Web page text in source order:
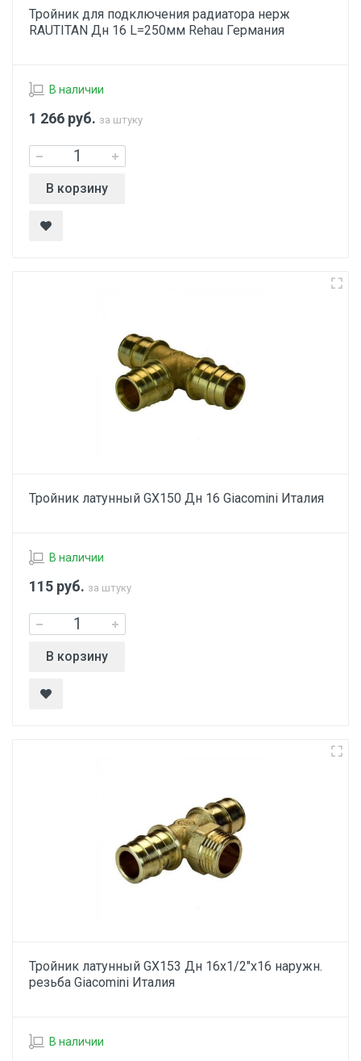
Тройник для подключения радиатора нерж
RAUTITAN Дн 16 L=250мм Rehau Германия
В наличии
1 266 руб. за штуку
В корзину
Тройник латунный GX150 Дн 16 Giacomini Италия
В наличии
115 руб. за штуку
В корзину
Тройник латунный GX153 Дн 16х1/2"х16 наружн.
резьба Giacomini Италия
В наличии